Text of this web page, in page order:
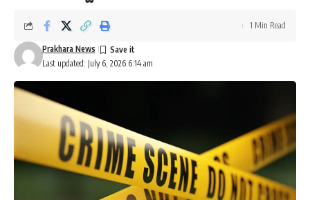
Last updated: July 6, 2026 6:14 am
Prakhara News
1 Min Read